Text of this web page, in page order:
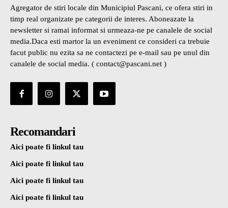
Agregator de stiri locale din Municipiul Pascani, ce ofera stiri in
timp real organizate pe categorii de interes. Aboneazate la
newsletter si ramai informat si urmeaza-ne pe canalele de social
media.Daca esti martor la un eveniment ce consideri ca trebuie
facut public nu ezita sa ne contactezi pe e-mail sau pe unul din
canalele de social media. ( contact@pascani.net )
Recomandari
Aici poate fi linkul tau
Aici poate fi linkul tau
Aici poate fi linkul tau
Aici poate fi linkul tau